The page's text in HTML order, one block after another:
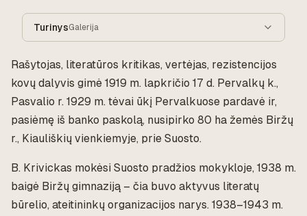
TurinysGalerija
Rašytojas, literatūros kritikas, vertėjas, rezistencijos
kovų dalyvis gimė 1919 m. lapkričio 17 d. Pervalkų k.,
Pasvalio r. 1929 m. tėvai ūkį Pervalkuose pardavė ir,
pasiėmę iš banko paskolą, nusipirko 80 ha žemės Biržų
r., Kiauliškių vienkiemyje, prie Suosto.
B. Krivickas mokėsi Suosto pradžios mokykloje, 1938 m.
baigė Biržų gimnaziją – čia buvo aktyvus literatų
būrelio, ateitininkų organizacijos narys. 1938–1943 m.